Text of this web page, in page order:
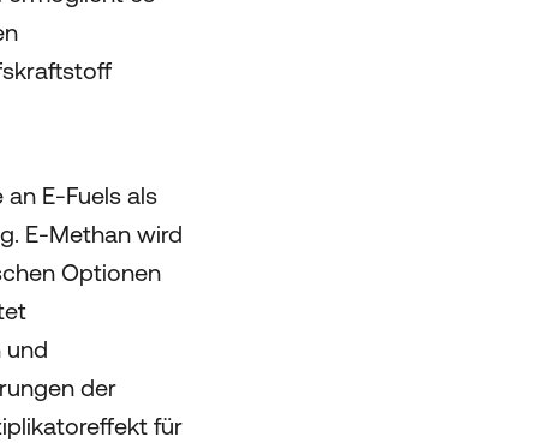
an E-Fuels als
E-Methan wird
Optionen
und
der
für